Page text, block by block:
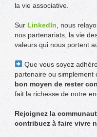
la vie associative.
Sur LinkedIn , nous
nos partenariats, la vie
valeurs qui nous portent
Que vous soyez
partenaire ou simplement
bon moyen de rester
fait la richesse de notre
Rejoignez la
contribuez à faire vivre